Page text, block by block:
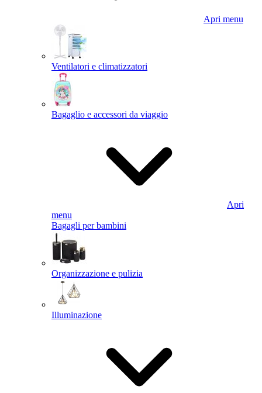
Apri menu
Ventilatori e climatizzatori
Bagaglio e accessori da viaggio
Apri
menu
Bagagli per bambini
Organizzazione e pulizia
Illuminazione